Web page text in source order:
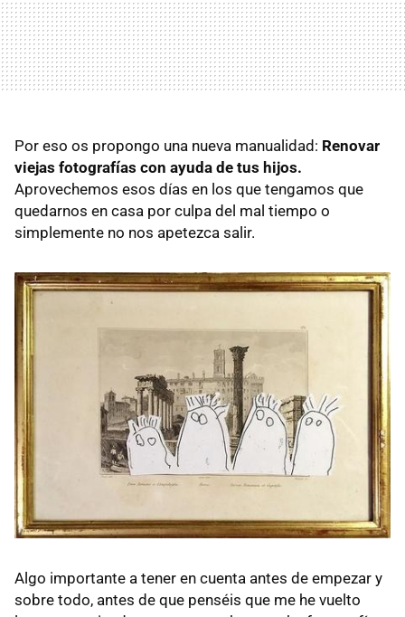
Por eso os propongo una nueva manualidad: Renovar
viejas fotografías con ayuda de tus hijos.
Aprovechemos esos días en los que tengamos que
quedarnos en casa por culpa del mal tiempo o
simplemente no nos apetezca salir.
Algo importante a tener en cuenta antes de empezar y
sobre todo, antes de que penséis que me he vuelto